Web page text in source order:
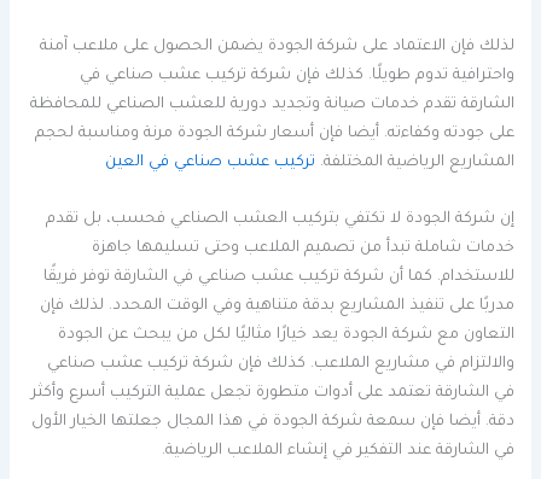
لذلك فإن الاعتماد على شركة الجودة يضمن الحصول على ملاعب آمنة
واحترافية تدوم طويلًا. كذلك فإن شركة تركيب عشب صناعي في
الشارقة تقدم خدمات صيانة وتجديد دورية للعشب الصناعي للمحافظة
على جودته وكفاءته. أيضا فإن أسعار شركة الجودة مرنة ومناسبة لحجم
المشاريع الرياضية المختلفة. تركيب عشب صناعي في العين
إن شركة الجودة لا تكتفي بتركيب العشب الصناعي فحسب، بل تقدم
خدمات شاملة تبدأ من تصميم الملاعب وحتى تسليمها جاهزة
للاستخدام. كما أن شركة تركيب عشب صناعي في الشارقة توفر فريقًا
مدربًا على تنفيذ المشاريع بدقة متناهية وفي الوقت المحدد. لذلك فإن
التعاون مع شركة الجودة يعد خيارًا مثاليًا لكل من يبحث عن الجودة
والالتزام في مشاريع الملاعب. كذلك فإن شركة تركيب عشب صناعي
في الشارقة تعتمد على أدوات متطورة تجعل عملية التركيب أسرع وأكثر
دقة. أيضا فإن سمعة شركة الجودة في هذا المجال جعلتها الخيار الأول
في الشارقة عند التفكير في إنشاء الملاعب الرياضية.